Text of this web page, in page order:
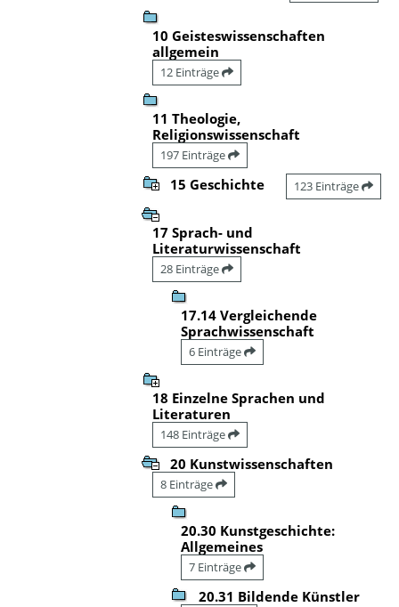
10 Geisteswissenschaften
allgemein
12 Einträge
11 Theologie,
Religionswissenschaft
197 Einträge
15 Geschichte 123 Einträge
17 Sprach- und
Literaturwissenschaft
28 Einträge
17.14 Vergleichende
Sprachwissenschaft
6 Einträge
18 Einzelne Sprachen und
Literaturen
148 Einträge
20 Kunstwissenschaften
8 Einträge
20.30 Kunstgeschichte:
Allgemeines
7 Einträge
20.31 Bildende Künstler